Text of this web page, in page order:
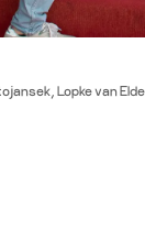
Lopke van